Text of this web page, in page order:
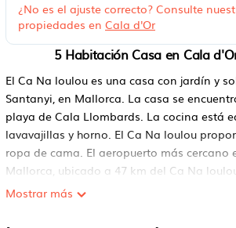
¿No es el ajuste correcto? Consulte
propiedades en Cala d'Or
5 Habitación Casa en Cala
El Ca Na loulou es una casa con jardín y
Santanyi, en Mallorca. La casa se
playa de Cala Llombards. La cocina está
lavavajillas y horno. El Ca Na loulou
ropa de cama. El aeropuerto más cercano
Mallorca, ubicado a 47 km del Ca Na
Ca Na Loulou se encuentra en Cala d´Or.
Mostrar más